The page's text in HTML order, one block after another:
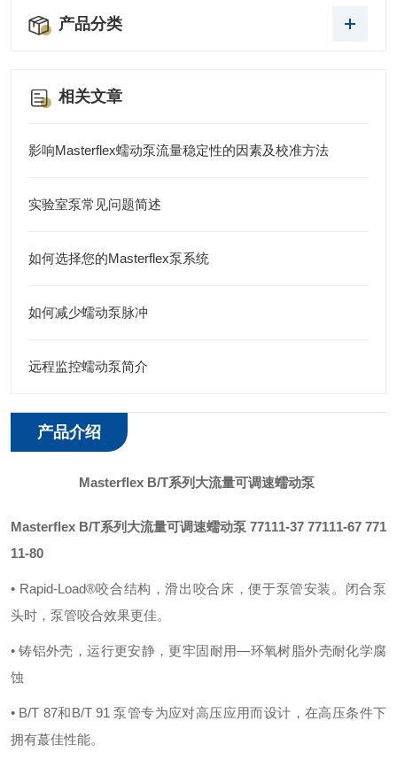
产品分类
相关文章
影响Masterflex蠕动泵流量稳定性的因素及校准方法
实验室泵常见问题简述
如何选择您的Masterflex泵系统
如何减少蠕动泵脉冲
远程监控蠕动泵简介
产品介绍
Masterflex B/T系列大流量可调速蠕动泵
Masterflex B/T系列大流量可调速蠕动泵 77111-37 77111-67 771
11-80
• Rapid-Load®咬合结构，滑出咬合床，便于泵管安装。闭合泵
头时，泵管咬合效果更佳。
• 铸铝外壳，运行更安静，更牢固耐用—环氧树脂外壳耐化学腐
蚀
• B/T 87和B/T 91 泵管专为应对高压应用而设计，在高压条件下
拥有蕞佳性能。